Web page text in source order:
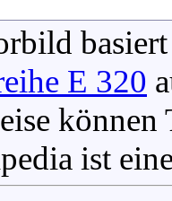
E 320
können
ist